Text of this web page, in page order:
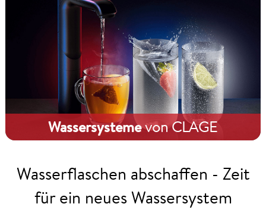
Wassersystemevon CLAGE
Wasserflaschen abschaffen - Zeit
für ein neues Wassersystem